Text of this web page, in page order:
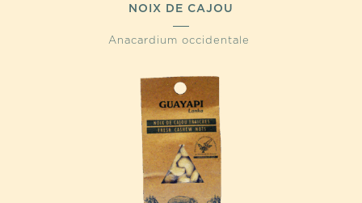
NOIX DE CAJOU
Anacardium occidentale